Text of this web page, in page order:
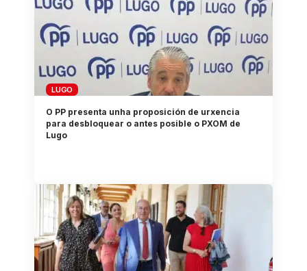
LUGO
O PP presenta unha proposición de urxencia
para desbloquear o antes posible o PXOM de
Lugo